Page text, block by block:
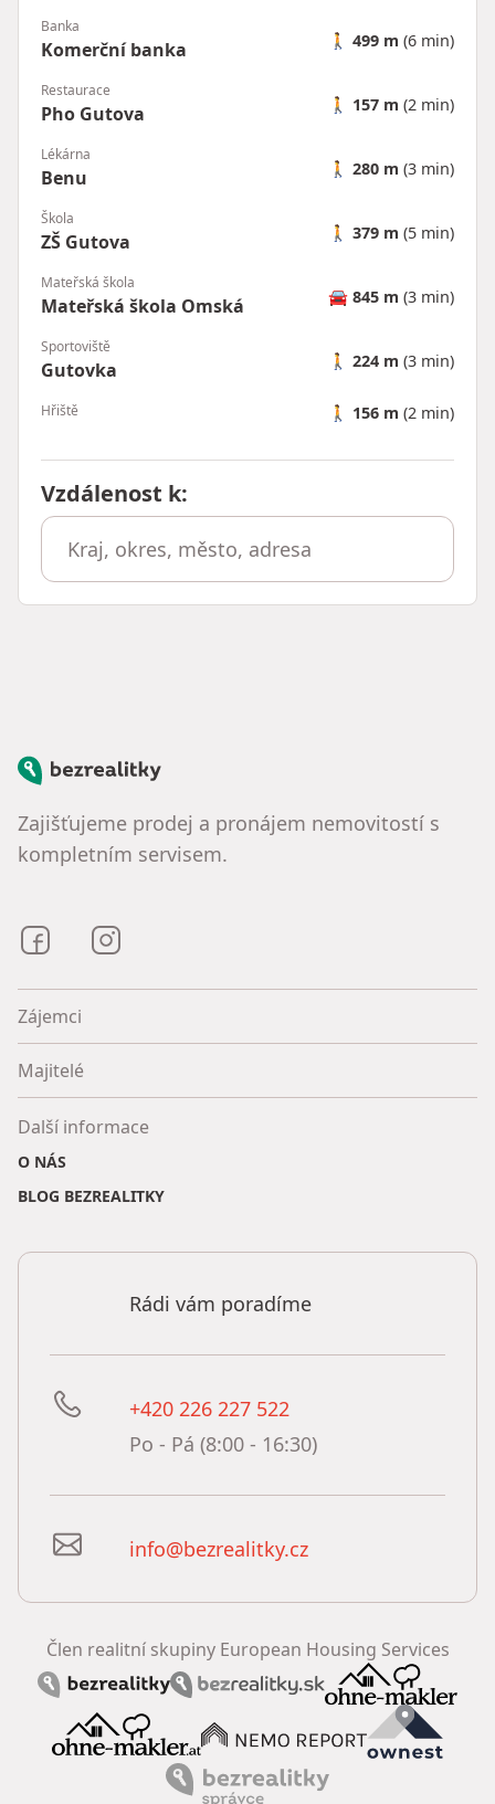
Banka
Komerční banka 🚶 499 m (6 min)
Restaurace
Pho Gutova 🚶 157 m (2 min)
Lékárna
Benu 🚶 280 m (3 min)
Škola
ZŠ Gutova 🚶 379 m (5 min)
Mateřská škola
Mateřská škola Omská 🚘 845 m (3 min)
Sportoviště
Gutovka 🚶 224 m (3 min)
Hřiště 🚶 156 m (2 min)
Vzdálenost k:
Bezrealitky
Zajišťujeme prodej a pronájem nemovitostí s
kompletním servisem.
Bezrealitky na Facebooku
Zájemci
Majitelé
Další informace
O NÁS
BLOG BEZREALITKY
Rádi vám poradíme
+420 226 227 522
Po - Pá (8:00 - 16:30)
info@bezrealitky.cz
Člen realitní skupiny European Housing Services